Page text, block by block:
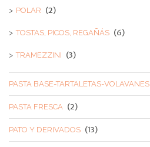
POLAR (2)
TOSTAS, PICOS, REGAÑÁS (6)
TRAMEZZINI (3)
PASTA BASE-TARTALETAS-VOLAVANES
PASTA FRESCA (2)
PATO Y DERIVADOS (13)